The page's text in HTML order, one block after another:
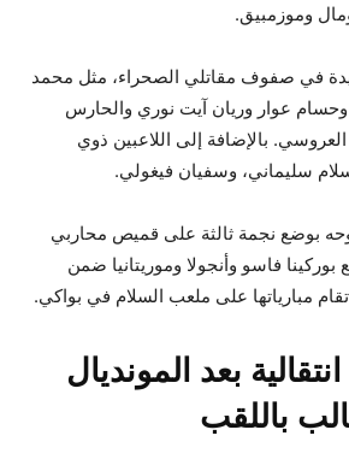
في صفوف مقاتلي الصحراء، مثل محمد
عوار وريان آيت نوري والحارس
بالإضافة إلى اللاعبين ذوي
سليماني، وسفيان فيغولي.
بوضع نجمة ثالثة على قميص محاربي
فاسو وأنجولا وموريتانيا ضمن
مبارياتها على ملعب السلام في بواكي.
بعد المونديال
باللقب